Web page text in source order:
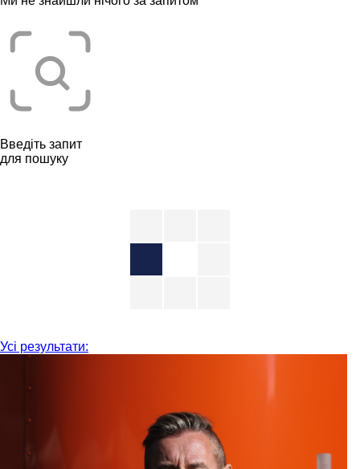
Введіть запит
для пошуку
Усі результати: